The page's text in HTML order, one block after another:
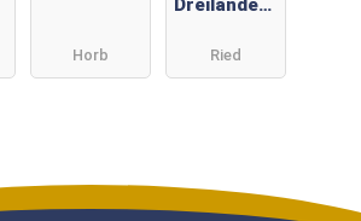
Horb
Dreiländere
Ried